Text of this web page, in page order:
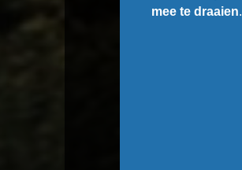
mee te draaien.